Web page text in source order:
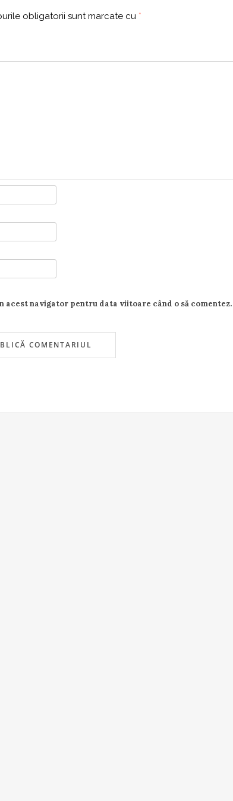
obligatorii sunt marcate cu *
acest navigator pentru data viitoare când o să comentez.